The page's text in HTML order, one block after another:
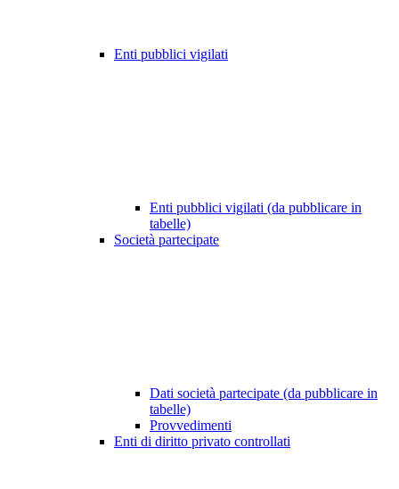
Enti pubblici vigilati
Enti pubblici vigilati (da pubblicare in
tabelle)
Società partecipate
Dati società partecipate (da pubblicare in
tabelle)
Provvedimenti
Enti di diritto privato controllati